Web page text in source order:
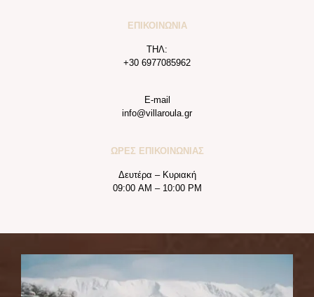
ΕΠΙΚΟΙΝΩΝΙΑ
ΤΗΛ:
+30 6977085962
E-mail
info@villaroula.gr
ΩΡΕΣ ΕΠΙΚΟΙΝΩΝΙΑΣ
Δευτέρα – Κυριακή
09:00 AM – 10:00 PM